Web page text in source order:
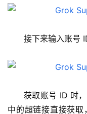
接下来输入账号
获取账号 ID 时
中的超链接直接获